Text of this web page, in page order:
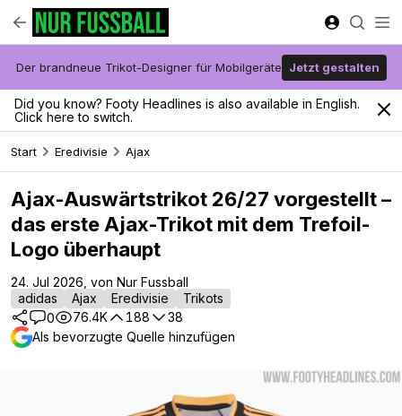
Der brandneue Trikot-Designer für Mobilgeräte Jetzt gestalten
Did you know? Footy Headlines is also available in English.
Click here to switch.
Start Eredivisie Ajax
Ajax-Auswärtstrikot 26/27 vorgestellt –
das erste Ajax-Trikot mit dem Trefoil-
Logo überhaupt
24. Jul 2026, von Nur Fussball
adidas
Ajax Eredivisie
Trikots
0
76.4K 188
38
Als bevorzugte Quelle hinzufügen